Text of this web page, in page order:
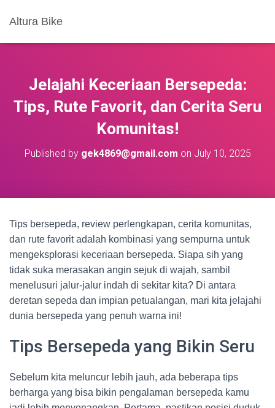
Altura Bike
Jelajahi Keceriaan Bersepeda:
Tips, Rute Favorit, dan Cerita Seru
Komunitas!
Published by gek4869@gmail.com on July 10, 2025
Tips bersepeda, review perlengkapan, cerita komunitas,
dan rute favorit adalah kombinasi yang sempurna untuk
mengeksplorasi keceriaan bersepeda. Siapa sih yang
tidak suka merasakan angin sejuk di wajah, sambil
menelusuri jalur-jalur indah di sekitar kita? Di antara
deretan sepeda dan impian petualangan, mari kita jelajahi
dunia bersepeda yang penuh warna ini!
Tips Bersepeda yang Bikin Seru
Sebelum kita meluncur lebih jauh, ada beberapa tips
berharga yang bisa bikin pengalaman bersepeda kamu